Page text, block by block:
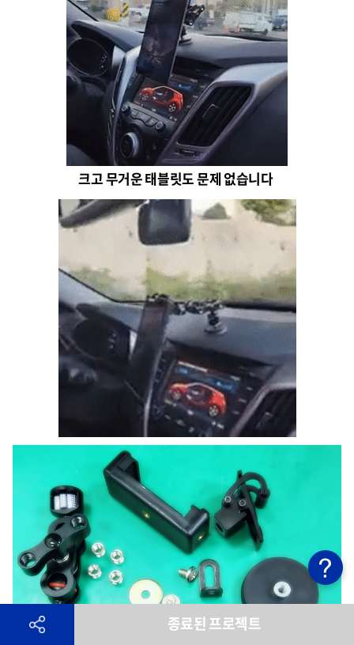
크고 무거운 태블릿도 문제 없습니다
종료된 프로젝트